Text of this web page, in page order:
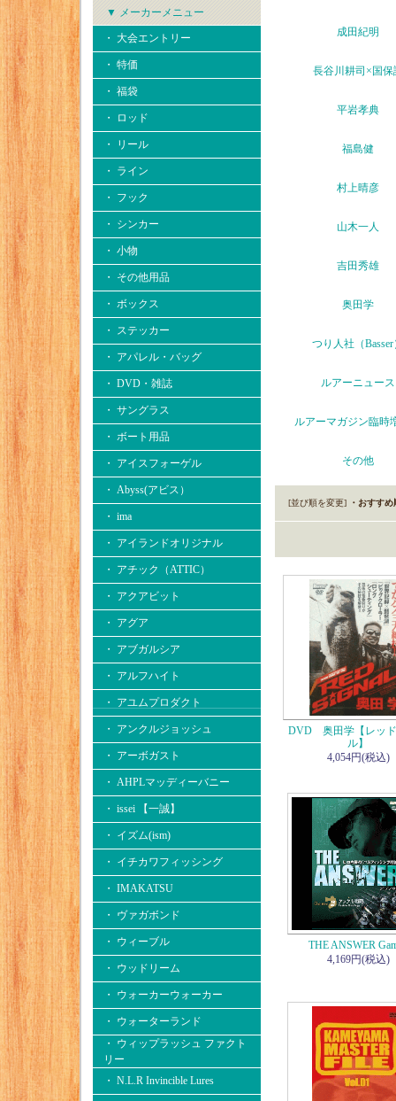
▼ メーカーメニュー
・ 大会エントリー
・ 特価
・ 福袋
・ ロッド
・ リール
・ ライン
・ フック
・ シンカー
・ 小物
・ その他用品
・ ボックス
・ ステッカー
・ アパレル・バッグ
・ DVD・雑誌
・ サングラス
・ ボート用品
・ アイスフォーゲル
・ Abyss(アビス）
・ ima
・ アイランドオリジナル
・ アチック（ATTIC）
・ アクアビット
・ アグア
・ アブガルシア
・ アルフハイト
・ アユムプロダクト
・ アンクルジョッシュ
・ アーボガスト
・ AHPLマッディーバニー
・ issei 【一誠】
・ イズム(ism)
・ イチカワフィッシング
・ IMAKATSU
・ ヴァガボンド
・ ウィーブル
・ ウッドリーム
・ ウォーカーウォーカー
・ ウォーターランド
・ ウィップラッシュ ファクト
リー
・ N.L.R Invincible Lures
成田紀明
長谷川耕司×国保
平岩孝典
福島健
村上晴彦
山木一人
吉田秀雄
奥田学
つり人社（Basser
ルアーニュース
ルアーマガジン臨時
その他
[並び順を変更] ・おすすめ
DVD 奥田学【レッ
ル】
4,054円(税込)
THE ANSWER
4,169円(税込)